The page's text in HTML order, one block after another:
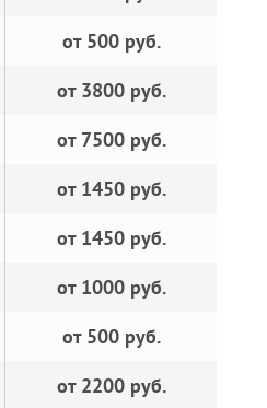
от 500 руб.
от 3800 руб.
от 7500 руб.
от 1450 руб.
от 1450 руб.
от 1000 руб.
от 500 руб.
от 2200 руб.